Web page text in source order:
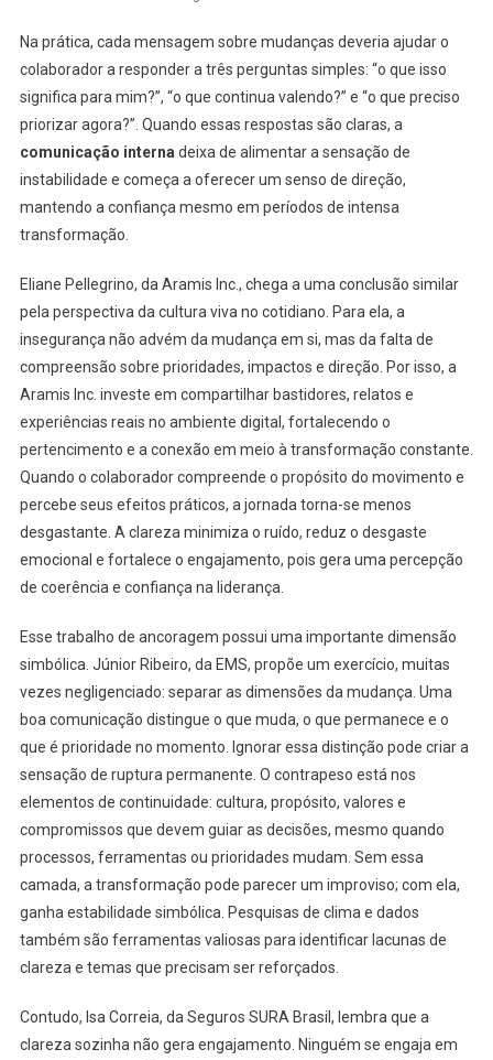
Na prática, cada mensagem sobre mudanças deveria ajudar o
colaborador a responder a três perguntas simples: “o que isso
significa para mim?”, “o que continua valendo?” e “o que preciso
priorizar agora?”. Quando essas respostas são claras, a
comunicação interna deixa de alimentar a sensação de
instabilidade e começa a oferecer um senso de direção,
mantendo a confiança mesmo em períodos de intensa
transformação.
Eliane Pellegrino, da Aramis Inc., chega a uma conclusão similar
pela perspectiva da cultura viva no cotidiano. Para ela, a
insegurança não advém da mudança em si, mas da falta de
compreensão sobre prioridades, impactos e direção. Por isso, a
Aramis Inc. investe em compartilhar bastidores, relatos e
experiências reais no ambiente digital, fortalecendo o
pertencimento e a conexão em meio à transformação constante.
Quando o colaborador compreende o propósito do movimento e
percebe seus efeitos práticos, a jornada torna-se menos
desgastante. A clareza minimiza o ruído, reduz o desgaste
emocional e fortalece o engajamento, pois gera uma percepção
de coerência e confiança na liderança.
Esse trabalho de ancoragem possui uma importante dimensão
simbólica. Júnior Ribeiro, da EMS, propõe um exercício, muitas
vezes negligenciado: separar as dimensões da mudança. Uma
boa comunicação distingue o que muda, o que permanece e o
que é prioridade no momento. Ignorar essa distinção pode criar a
sensação de ruptura permanente. O contrapeso está nos
elementos de continuidade: cultura, propósito, valores e
compromissos que devem guiar as decisões, mesmo quando
processos, ferramentas ou prioridades mudam. Sem essa
camada, a transformação pode parecer um improviso; com ela,
ganha estabilidade simbólica. Pesquisas de clima e dados
também são ferramentas valiosas para identificar lacunas de
clareza e temas que precisam ser reforçados.
Contudo, Isa Correia, da Seguros SURA Brasil, lembra que a
clareza sozinha não gera engajamento. Ninguém se engaja em